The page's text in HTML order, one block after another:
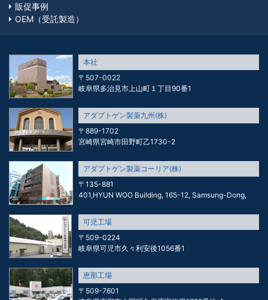
販促事例
OEM（受託製造）
本社
〒507-0022
岐阜県多治見市上山町１丁目90番1
アダプトゲン製薬九州(株)
〒889-1702
宮崎県宮崎市田野町乙1730-2
アダプトゲン製薬コーリア(株)
〒135-881
401,HYUN WOO Building, 165-12, Samsung-Dong,
可児工場
〒509-0224
岐阜県可児市久々利安後1056番1
恵那工場
〒509-7601